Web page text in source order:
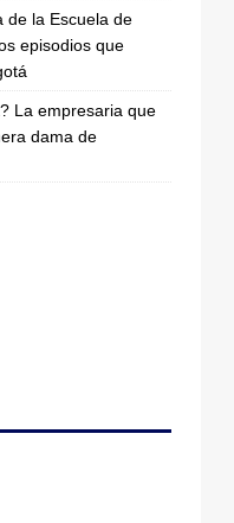
de la Escuela de
episodios que
La empresaria que
dama de